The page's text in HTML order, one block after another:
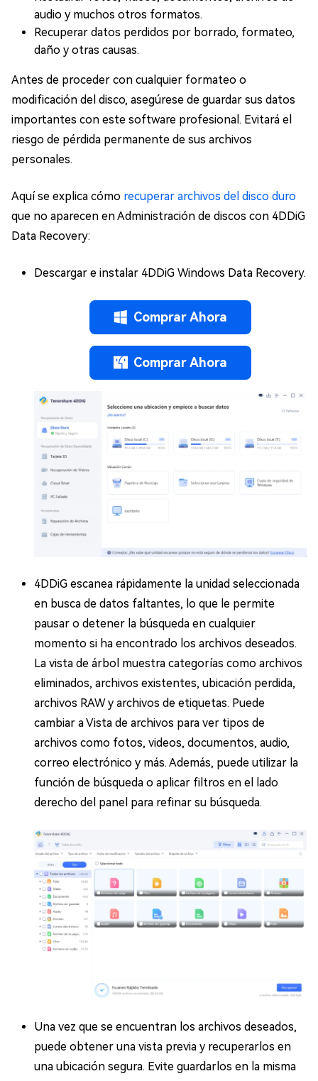
audio y muchos otros formatos.
Recuperar datos perdidos por borrado, formateo,
daño y otras causas.
Antes de proceder con cualquier formateo o
modificación del disco, asegúrese de guardar sus datos
importantes con este software profesional. Evitará el
riesgo de pérdida permanente de sus archivos
personales.
Aquí se explica cómo recuperar archivos del disco duro
que no aparecen en Administración de discos con 4DDiG
Data Recovery:
Descargar e instalar 4DDiG Windows Data Recovery.
Comprar Ahora
Comprar Ahora
4DDiG escanea rápidamente la unidad seleccionada
en busca de datos faltantes, lo que le permite
pausar o detener la búsqueda en cualquier
momento si ha encontrado los archivos deseados.
La vista de árbol muestra categorías como archivos
eliminados, archivos existentes, ubicación perdida,
archivos RAW y archivos de etiquetas. Puede
cambiar a Vista de archivos para ver tipos de
archivos como fotos, videos, documentos, audio,
correo electrónico y más. Además, puede utilizar la
función de búsqueda o aplicar filtros en el lado
derecho del panel para refinar su búsqueda.
Una vez que se encuentran los archivos deseados,
puede obtener una vista previa y recuperarlos en
una ubicación segura. Evite guardarlos en la misma